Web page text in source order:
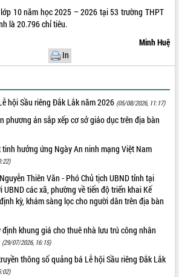
Pui
thường kỳ
Việt
chương
nhiệm
dân
nội dung
Minh
công với
thiết chế
cầu
10 năm học 2025 – 2026 tại 53 trường THPT
là 20.796 chỉ tiêu.
Minh Huệ
In
hội Sầu riêng Đắk Lắk năm 2026 (05/08/2026, 11:17)
phương án sắp xếp cơ sở giáo dục trên địa bàn
hưởng ứng Ngày An ninh mạng Việt Nam
Thiên Văn - Phó Chủ tịch UBND tỉnh tại
các xã, phường về tiến độ triển khai Kế
kỳ, khám sàng lọc cho người dân trên địa bàn
khung giá cho thuê nhà lưu trú công nhân
(29/07/2026, 16:15)
thông số quảng bá Lễ hội Sầu riêng Đắk Lắk